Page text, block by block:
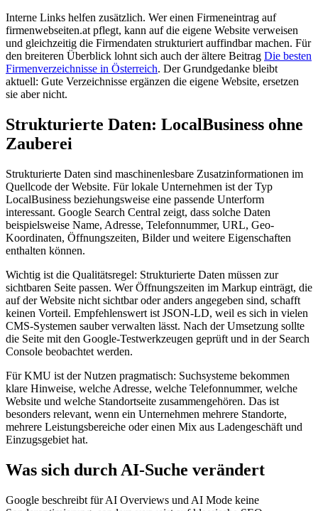
Interne Links helfen zusätzlich. Wer einen Firmeneintrag auf
firmenwebseiten.at pflegt, kann auf die eigene Website verweisen
und gleichzeitig die Firmendaten strukturiert auffindbar machen. Für
den breiteren Überblick lohnt sich auch der ältere Beitrag Die besten
Firmenverzeichnisse in Österreich. Der Grundgedanke bleibt
aktuell: Gute Verzeichnisse ergänzen die eigene Website, ersetzen
sie aber nicht.
Strukturierte Daten: LocalBusiness ohne
Zauberei
Strukturierte Daten sind maschinenlesbare Zusatzinformationen im
Quellcode der Website. Für lokale Unternehmen ist der Typ
LocalBusiness beziehungsweise eine passende Unterform
interessant. Google Search Central zeigt, dass solche Daten
beispielsweise Name, Adresse, Telefonnummer, URL, Geo-
Koordinaten, Öffnungszeiten, Bilder und weitere Eigenschaften
enthalten können.
Wichtig ist die Qualitätsregel: Strukturierte Daten müssen zur
sichtbaren Seite passen. Wer Öffnungszeiten im Markup einträgt, die
auf der Website nicht sichtbar oder anders angegeben sind, schafft
keinen Vorteil. Empfehlenswert ist JSON-LD, weil es sich in vielen
CMS-Systemen sauber verwalten lässt. Nach der Umsetzung sollte
die Seite mit den Google-Testwerkzeugen geprüft und in der Search
Console beobachtet werden.
Für KMU ist der Nutzen pragmatisch: Suchsysteme bekommen
klare Hinweise, welche Adresse, welche Telefonnummer, welche
Website und welche Standortseite zusammengehören. Das ist
besonders relevant, wenn ein Unternehmen mehrere Standorte,
mehrere Leistungsbereiche oder einen Mix aus Ladengeschäft und
Einzugsgebiet hat.
Was sich durch AI-Suche verändert
Google beschreibt für AI Overviews und AI Mode keine